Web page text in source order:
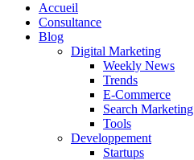
Accueil
Consultance
Blog
Digital Marketing
Weekly News
Trends
E-Commerce
Search Marketing
Tools
Developpement
Startups